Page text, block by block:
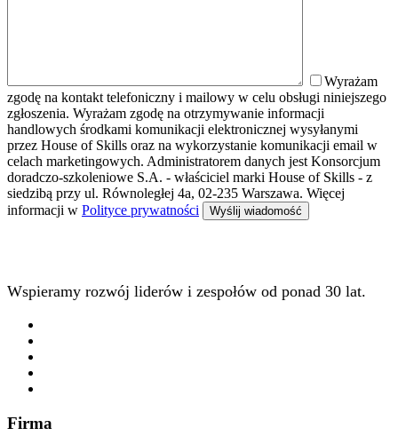
Wyrażam
zgodę na kontakt telefoniczny i mailowy w celu obsługi niniejszego
zgłoszenia. Wyrażam zgodę na otrzymywanie informacji
handlowych środkami komunikacji elektronicznej wysyłanymi
przez House of Skills oraz na wykorzystanie komunikacji email w
celach marketingowych. Administratorem danych jest Konsorcjum
doradczo-szkoleniowe S.A. - właściciel marki House of Skills - z
siedzibą przy ul. Równoległej 4a, 02-235 Warszawa. Więcej
informacji w Polityce prywatności
Wspieramy rozwój liderów i zespołów od ponad 30 lat.
Firma